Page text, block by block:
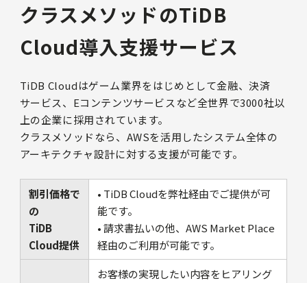
クラスメソッドのTiDB
Cloud導入支援サービス
TiDB Cloudはゲーム業界をはじめとして金融、決済
サービス、Eコンテンツサービスなど全世界で3000社以
上の企業に採用されています。
クラスメソッドなら、AWSを活用したシステム全体の
アーキテクチャ設計に対する支援が可能です。
割引価格で
の
TiDB
Cloud提供
• TiDB Cloudを弊社経由でご提供が可
能です。
• 請求書払いの他、AWS Market Place
経由のご利用が可能です。
お客様の実現したい内容をヒアリング